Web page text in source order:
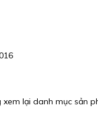
lại danh mục